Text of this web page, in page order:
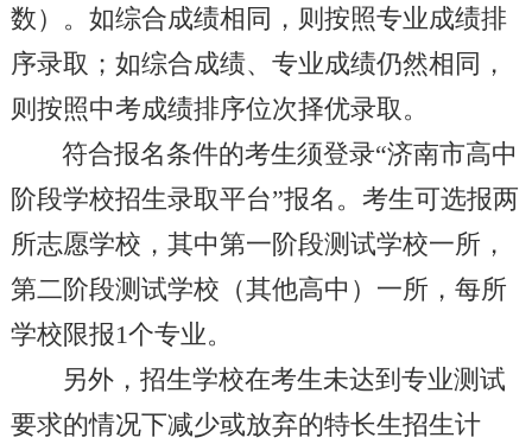
数）。如综合成绩相同，则按照专业成绩排
序录取；如综合成绩、专业成绩仍然相同，
则按照中考成绩排序位次择优录取。
符合报名条件的考生须登录“济南市高中
阶段学校招生录取平台”报名。考生可选报两
所志愿学校，其中第一阶段测试学校一所，
第二阶段测试学校（其他高中）一所，每所
学校限报1个专业。
另外，招生学校在考生未达到专业测试
要求的情况下减少或放弃的特长生招生计